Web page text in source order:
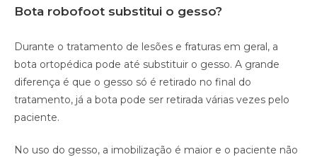
Bota robofoot substitui o gesso?
Durante o tratamento de lesões e fraturas em geral, a
bota ortopédica pode até substituir o gesso. A grande
diferença é que o gesso só é retirado no final do
tratamento, já a bota pode ser retirada várias vezes pelo
paciente.
No uso do gesso, a imobilização é maior e o paciente não